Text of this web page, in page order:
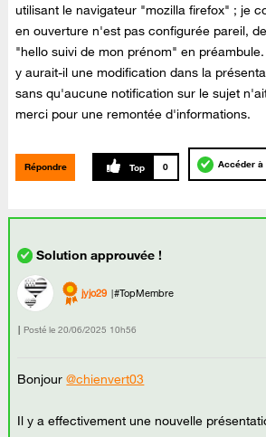
utilisant le navigateur "mozilla firefox" ; je
en ouverture n'est pas configurée pareil,
"hello suivi de mon prénom" en préambule.
y aurait-il une modification dans la
sans qu'aucune notification sur le sujet
merci pour une remontée d'informations.
Répondre 0 Accéder
jyjo29 #TopMembre
Posté le ‎20/06/2025 10h56
Bonjour@chienvert03
Il y a effectivement une nouvelle